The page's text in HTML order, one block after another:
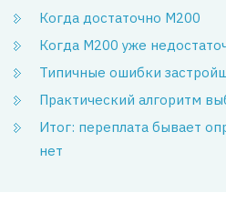
Когда достаточно М200
Когда М200 уже
Типичные ошибки
Практический алгоритм
Итог: переплата бывает
нет